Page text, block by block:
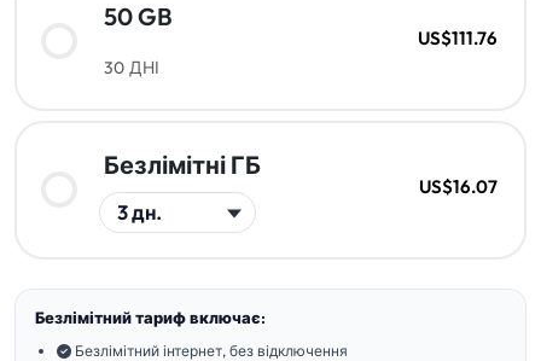
50 GB
30 ДНІ
US$111.76
Безлімітні ГБ
US$16.07
Безлімітний тариф включає:
Безлімітний інтернет, без відключення